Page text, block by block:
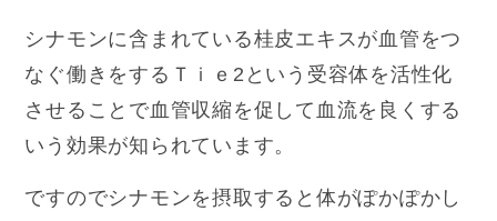
シナモンに含まれている桂皮エキスが血管をつ
なぐ働きをするＴｉｅ2という受容体を活性化
させることで血管収縮を促して血流を良くする
いう効果が知られています。
ですのでシナモンを摂取すると体がぽかぽかし